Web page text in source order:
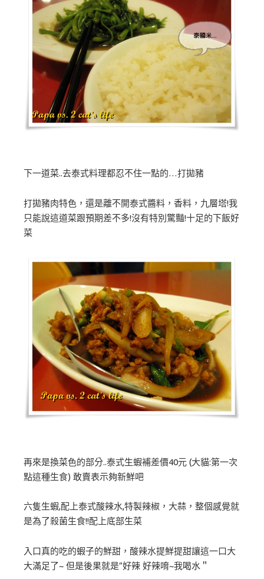
下一道菜..去泰式料理都忍不住一點的…打拋豬
打拋豬肉特色，還是離不開泰式醬料，香料，九層塔!我
只能說這道菜跟預期差不多!沒有特別驚豔!十足的下飯好
菜
再來是換菜色的部分..泰式生蝦補差價40元 (大貓:第一次
點這種生食) 敢賣表示夠新鮮吧
六隻生蝦,配上泰式酸辣水,特製辣椒，大蒜，整個感覺就
是為了殺菌生食!!配上底部生菜
入口真的吃的蝦子的鮮甜，酸辣水提鮮提甜讓這一口大
大滿足了~ 但是後果就是”好辣 好辣唷~我喝水＂